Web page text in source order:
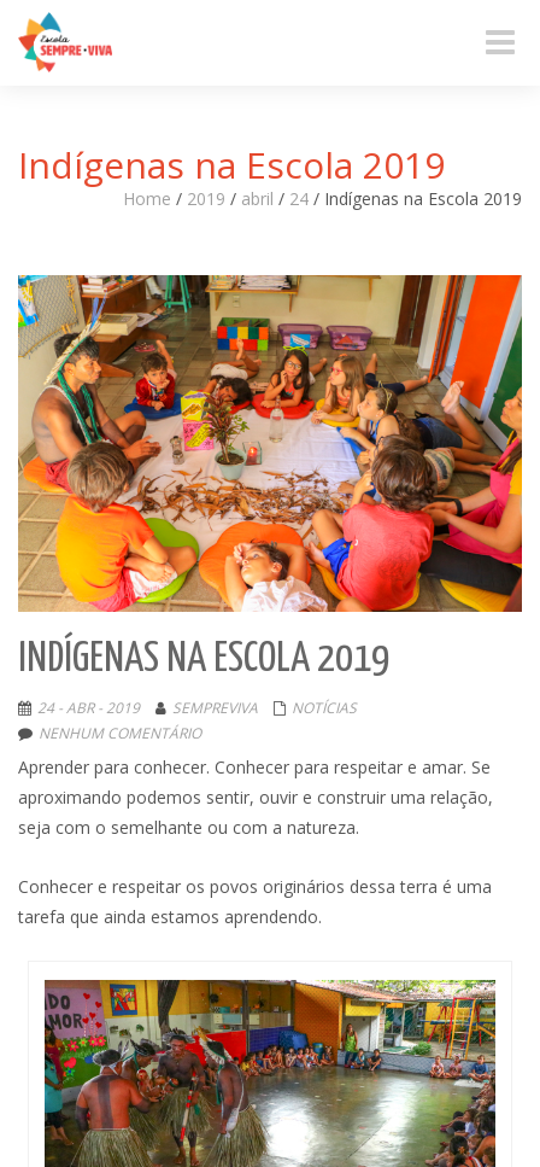
Toggle
Indígenas na Escola 2019
Home / 2019 / abril / 24 / Indígenas na Escola 2019
INDÍGENAS NA ESCOLA 2019
24 - ABR - 2019 SEMPREVIVA
NOTÍCIAS
NENHUM COMENTÁRIO
Aprender para conhecer. Conhecer para respeitar e amar. Se
aproximando podemos sentir, ouvir e construir uma relação,
seja com o semelhante ou com a natureza.
Conhecer e respeitar os povos originários dessa terra é uma
tarefa que ainda estamos aprendendo.